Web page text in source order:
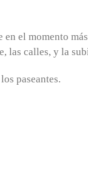
el momento
las calles, y la
paseantes.